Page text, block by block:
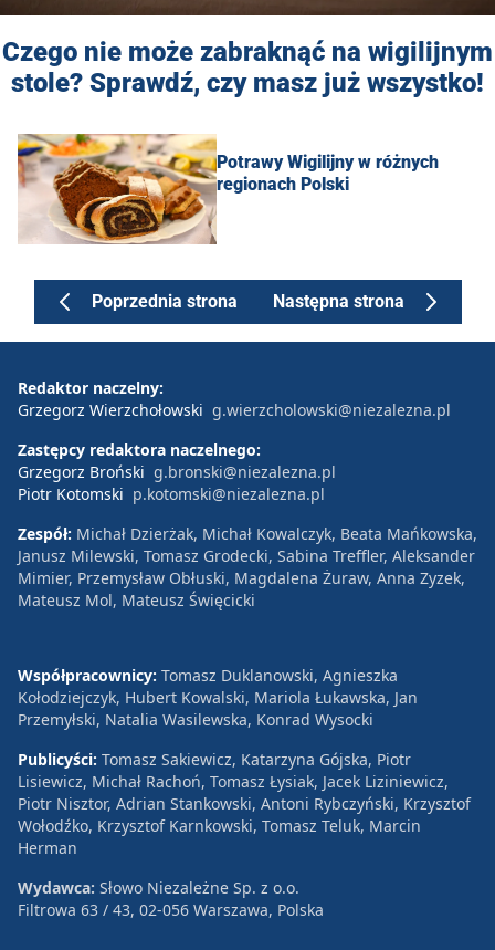
Czego nie może zabraknąć na wigilijnym
stole? Sprawdź, czy masz już wszystko!
Potrawy Wigilijny w różnych
regionach Polski
Poprzednia strona Następna strona
Redaktor naczelny:
Grzegorz Wierzchołowski g.wierzcholowski@niezalezna.pl
Zastępcy redaktora naczelnego:
Grzegorz Broński g.bronski@niezalezna.pl
Piotr Kotomski p.kotomski@niezalezna.pl
Zespół: Michał Dzierżak, Michał Kowalczyk, Beata Mańkowska,
Janusz Milewski, Tomasz Grodecki, Sabina Treffler, Aleksander
Mimier, Przemysław Obłuski, Magdalena Żuraw, Anna Zyzek,
Mateusz Mol, Mateusz Święcicki
Współpracownicy: Tomasz Duklanowski, Agnieszka
Kołodziejczyk, Hubert Kowalski, Mariola Łukawska, Jan
Przemyłski, Natalia Wasilewska, Konrad Wysocki
Publicyści: Tomasz Sakiewicz, Katarzyna Gójska, Piotr
Lisiewicz, Michał Rachoń, Tomasz Łysiak, Jacek Liziniewicz,
Piotr Nisztor, Adrian Stankowski, Antoni Rybczyński, Krzysztof
Wołodźko, Krzysztof Karnkowski, Tomasz Teluk, Marcin
Herman
Wydawca: Słowo Niezależne Sp. z o.o.
Filtrowa 63 / 43, 02-056 Warszawa, Polska